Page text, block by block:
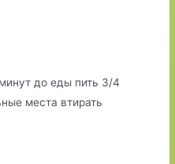
до еды пить 3/4
места втирать